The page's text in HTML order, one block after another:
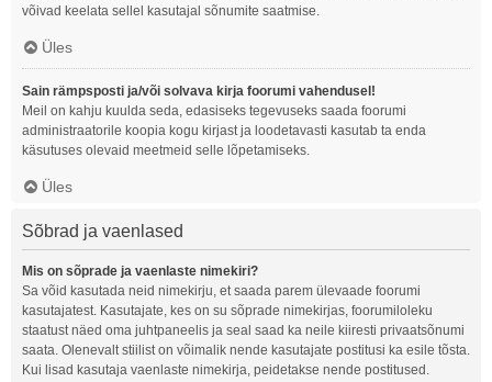
võivad keelata sellel kasutajal sõnumite saatmise.
Üles
Sain rämpsposti ja/või solvava kirja foorumi vahendusel!
Meil on kahju kuulda seda, edasiseks tegevuseks saada foorumi
administraatorile koopia kogu kirjast ja loodetavasti kasutab ta enda
käsutuses olevaid meetmeid selle lõpetamiseks.
Üles
Sõbrad ja vaenlased
Mis on sõprade ja vaenlaste nimekiri?
Sa võid kasutada neid nimekirju, et saada parem ülevaade foorumi
kasutajatest. Kasutajate, kes on su sõprade nimekirjas, foorumiloleku
staatust näed oma juhtpaneelis ja seal saad ka neile kiiresti privaatsõnumi
saata. Olenevalt stiilist on võimalik nende kasutajate postitusi ka esile tõsta.
Kui lisad kasutaja vaenlaste nimekirja, peidetakse nende postitused.